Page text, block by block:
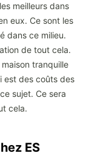
meilleurs dans
eux. Ce sont les
dans ce milieu.
de tout cela.
tranquille
est des coûts des
sujet. Ce sera
cela.
ES